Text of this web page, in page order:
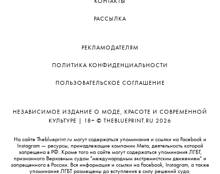
КОНТАКТЫ
РАССЫЛКА
РЕКЛАМОДАТЕЛЯМ
ПОЛИТИКА КОНФИДЕНЦИАЛЬНОСТИ
ПОЛЬЗОВАТЕЛЬСКОЕ СОГЛАШЕНИЕ
НЕЗАВИСИМОЕ ИЗДАНИЕ О МОДЕ, КРАСОТЕ И СОВРЕМЕННОЙ
КУЛЬТУРЕ | 18+ © THEBLUEPRINT.RU 2026
На сайте Theblueprint.ru могут содержаться упоминания и ссылки на Facebook и
Instagram — ресурсы, принадлежащие компании Meta, деятельность которой
запрещена в РФ. Кроме того на сайте могут содержаться упоминания ЛГБТ,
признанного Верховным судом "международным экстремистским движением" и
запрещенного в России. Вся информация и ссылки на Facebook, Instagram, а также
упоминания ЛГБТ размещены до вступления в силу решений суда.